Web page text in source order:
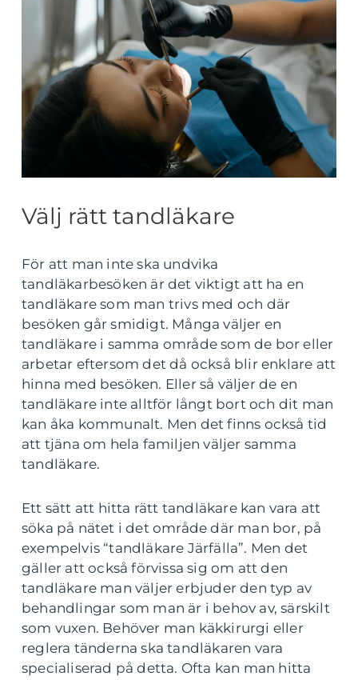
Välj rätt tandläkare
För att man inte ska undvika
tandläkarbesöken är det viktigt att ha en
tandläkare som man trivs med och där
besöken går smidigt. Många väljer en
tandläkare i samma område som de bor eller
arbetar eftersom det då också blir enklare att
hinna med besöken. Eller så väljer de en
tandläkare inte alltför långt bort och dit man
kan åka kommunalt. Men det finns också tid
att tjäna om hela familjen väljer samma
tandläkare.
Ett sätt att hitta rätt tandläkare kan vara att
söka på nätet i det område där man bor, på
exempelvis “tandläkare Järfälla”. Men det
gäller att också förvissa sig om att den
tandläkare man väljer erbjuder den typ av
behandlingar som man är i behov av, särskilt
som vuxen. Behöver man käkkirurgi eller
reglera tänderna ska tandläkaren vara
specialiserad på detta. Ofta kan man hitta